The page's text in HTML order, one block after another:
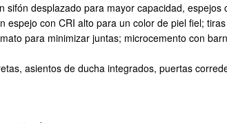
sifón desplazado para mayor capacidad,
espejo con CRI alto para un color de piel fiel;
para minimizar juntas; microcemento con
asientos de ducha integrados, puertas